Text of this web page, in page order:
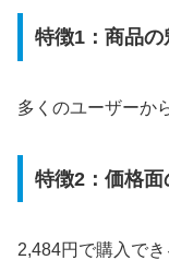
特徴1：商品の
多くのユーザーか
特徴2：価格面
2,484円で購入で